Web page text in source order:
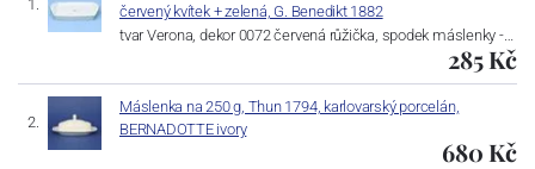
červený kvítek + zelená, G. Benedikt 1882
tvar Verona, dekor 0072 červená růžička, spodek máslenky -…
285 Kč
Máslenka na 250 g, Thun 1794, karlovarský porcelán,
BERNADOTTE ivory
680 Kč